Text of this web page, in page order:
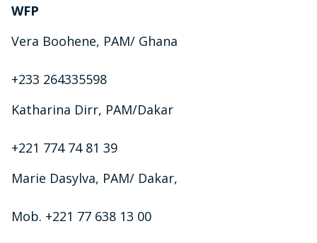
WFP
Vera Boohene, PAM/ Ghana
+233 264335598
Katharina Dirr, PAM/Dakar
+221 774 74 81 39
Marie Dasylva, PAM/ Dakar,
Mob. +221 77 638 13 00